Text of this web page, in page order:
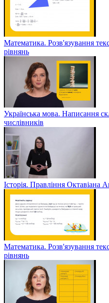
Математика. Розв'язування
рівнянь
Українська мова. Написання
числівників
Історія. Правління Октавіана
Математика. Розв'язування
рівнянь